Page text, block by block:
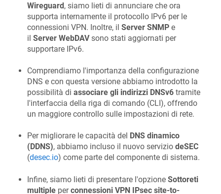
Wireguard, siamo lieti di annunciare che ora
supporta internamente il protocollo IPv6 per le
connessioni VPN. Inoltre, il Server SNMP e
il Server WebDAVsono stati aggiornati per
supportare IPv6.
Comprendiamo l'importanza della configurazione
DNS e con questa versione abbiamo introdotto la
possibilità di associare gli indirizzi DNSv6 tramite
l'interfaccia della riga di comando (CLI), offrendo
un maggiore controllo sulle impostazioni di rete.
Per migliorare le capacità del DNS dinamico
(DDNS), abbiamo incluso il nuovo servizio deSEC
(desec.io) come parte del componente di sistema.
Infine, siamo lieti di presentare l'opzione Sottoreti
multiple perconnessioni VPN IPsec site-to-